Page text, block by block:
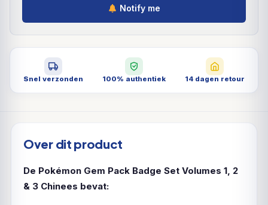
Notify me
Snel verzonden 100% authentiek 14 dagen retour
Over dit product
De Pokémon Gem Pack Badge Set Volumes 1, 2
& 3 Chinees bevat: